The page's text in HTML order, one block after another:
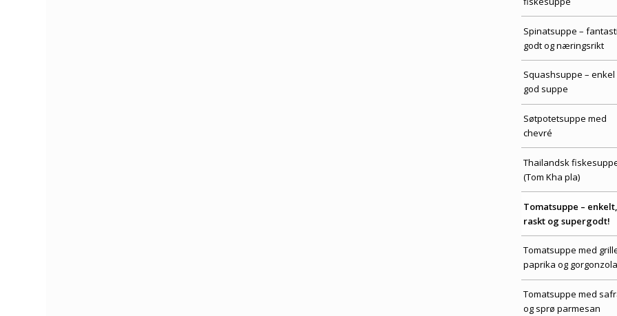
Spinatsuppe –
godt og næringsrikt
Squashsuppe – enkel
god suppe
Søtpotetsuppe med
chevré
Thailandsk
(Tom Kha pla)
Tomatsuppe – enkelt,
raskt og supergodt!
Tomatsuppe med
paprika og gorgonzola
Tomatsuppe med
og sprø parmesan